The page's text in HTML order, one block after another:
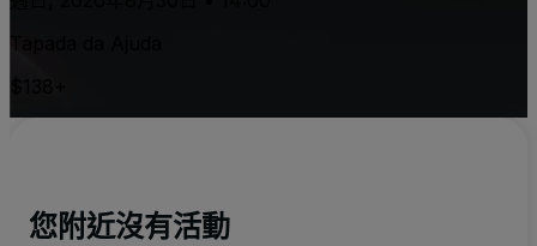
您附近沒有活動